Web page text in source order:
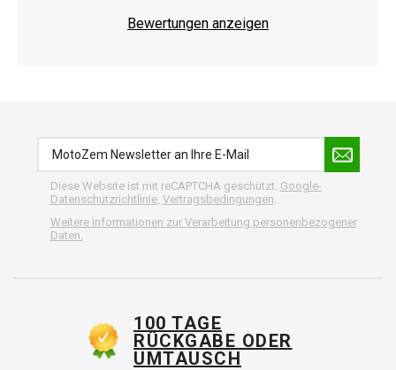
Bewertungen anzeigen
Diese Website ist mit reCAPTCHA geschützt. Google-
Datenschutzrichtlinie, Vertragsbedingungen
Weitere Informationen zur Verarbeitung personenbezogener
Daten.
100 TAGE
RÜCKGABE ODER
UMTAUSCH